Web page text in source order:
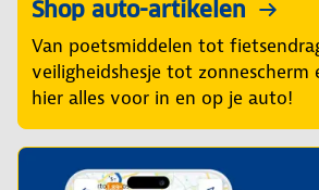
Shop auto-artikelen
Van poetsmiddelen tot
veiligheidshesje tot zonnescherm
hier alles voor in en op je auto!